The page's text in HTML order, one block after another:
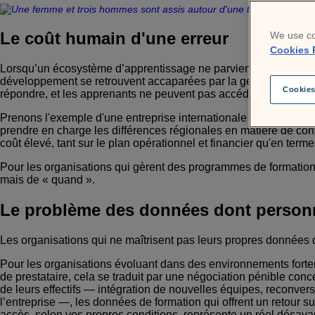
Le coût humain d'une erreur
Lorsqu’un écosystème d’apprentissage ne parvient pas à
développement se retrouvent accaparées par la gestion des
répondre, et les apprenants ne peuvent pas accéder aux
Prenons l'exemple d'une entreprise internationale qui se
prendre en charge les différences régionales en matière de
coût élevé, tant sur le plan opérationnel et financier qu'en
Pour les organisations qui gèrent des programmes de
mais de « quand ».
Le problème des données dont
Les organisations qui ne maîtrisent pas leurs propres
Pour les organisations évoluant dans des environnements
de prestataire, cela se traduit par une négociation pénible
de leurs effectifs — intégration de nouvelles équipes,
l’entreprise —, les données de formation qui offrent un retour
We use
Cookies